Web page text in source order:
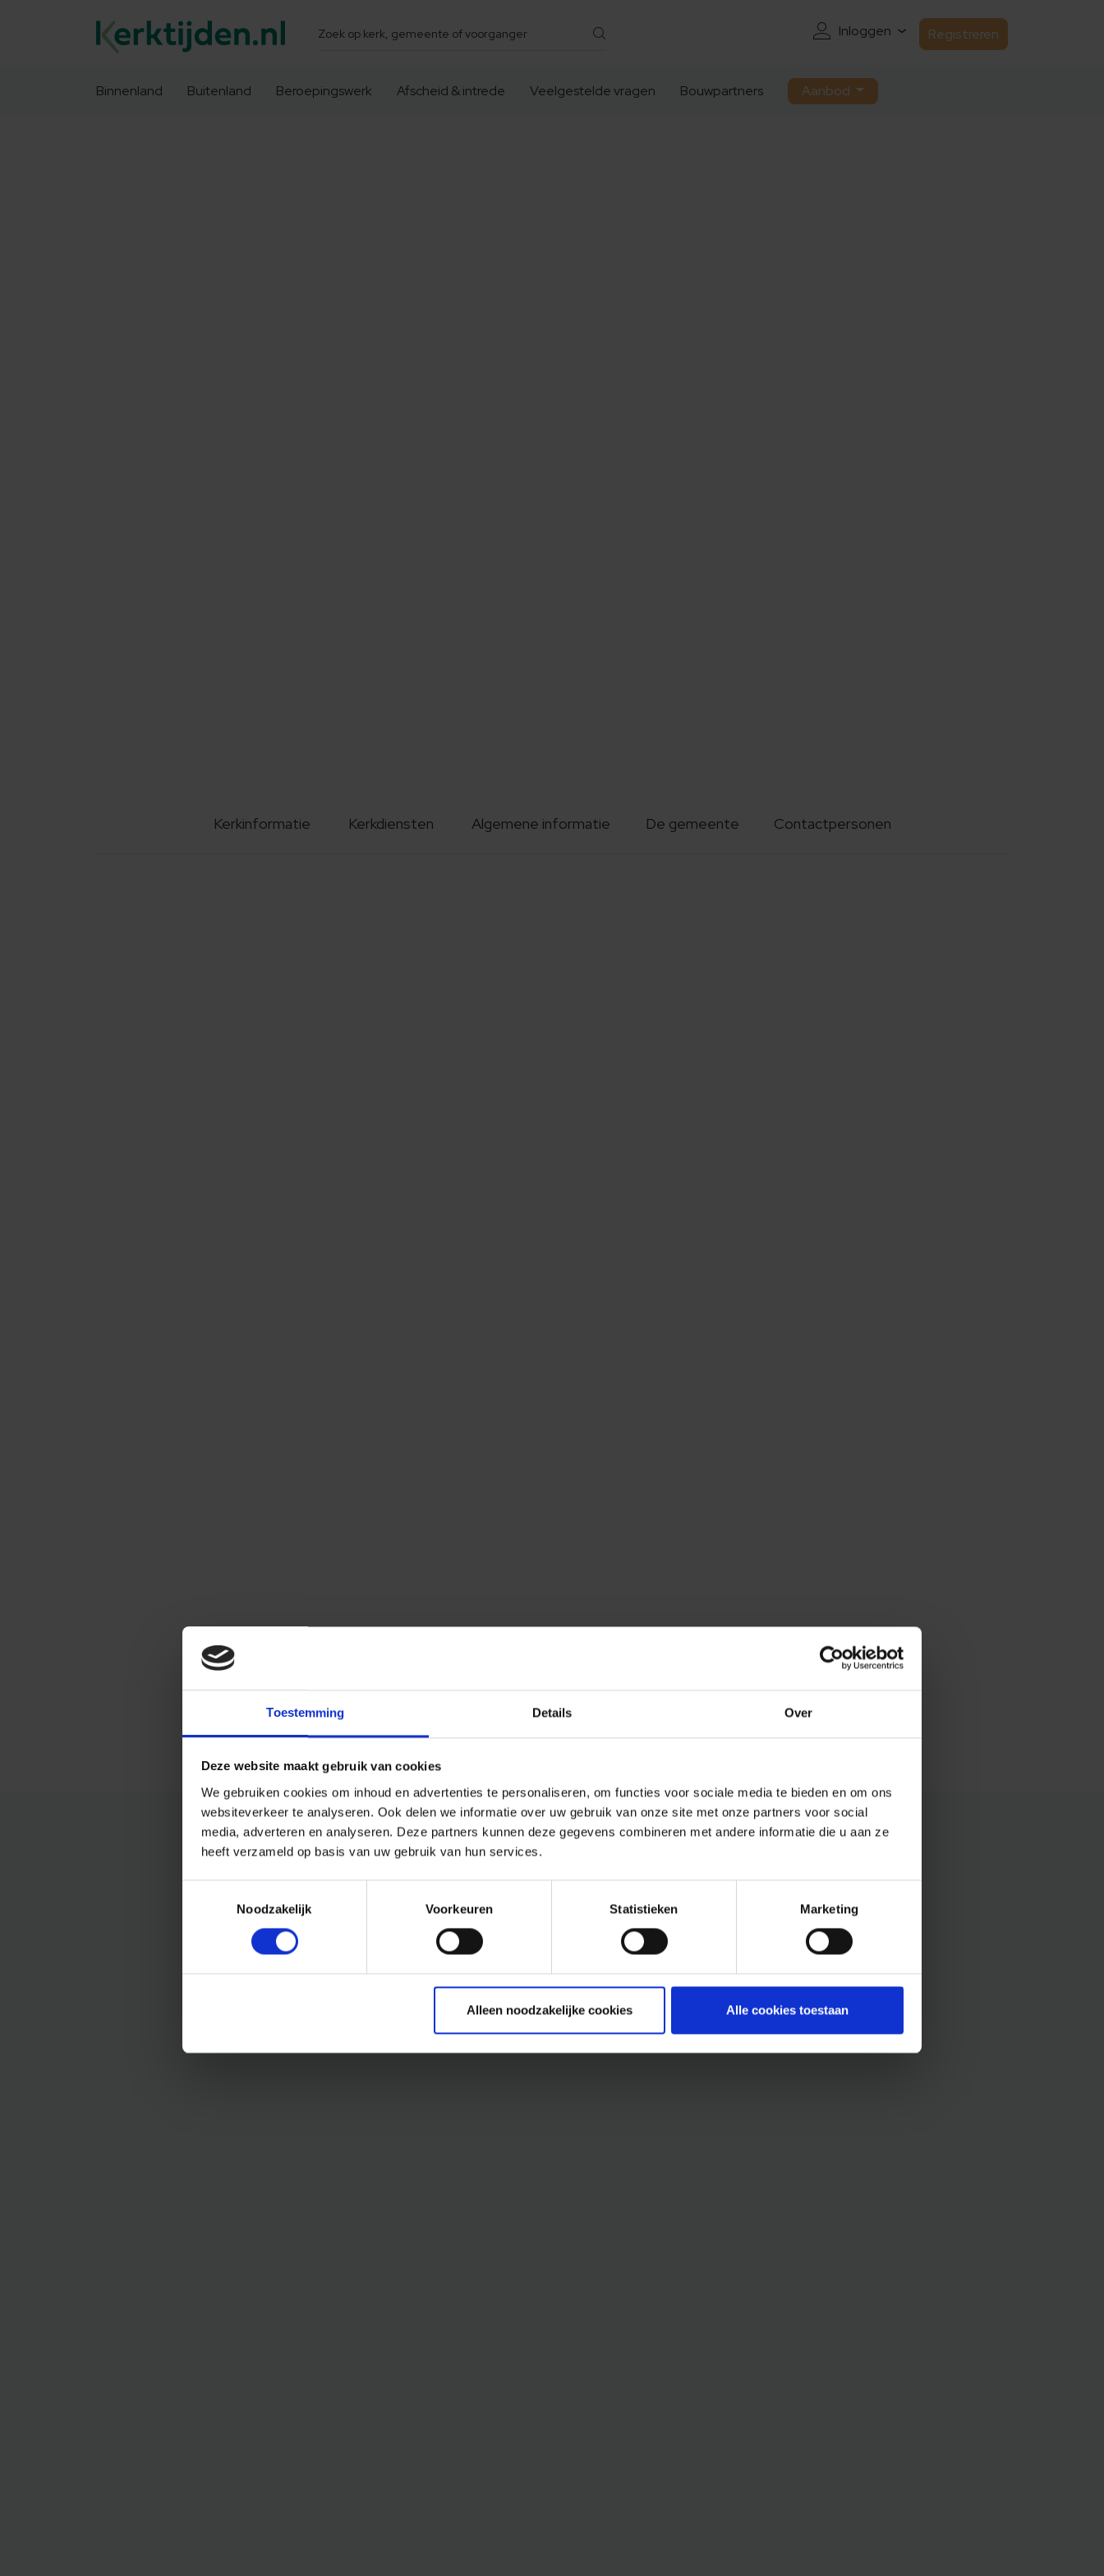
Toestemming Details Over
Deze website maakt gebruik van cookies
We gebruiken cookies om inhoud en advertenties te personaliseren, om functies voor sociale media te bieden en om ons
websiteverkeer te analyseren. Ook delen we informatie over uw gebruik van onze site met onze partners voor social
media, adverteren en analyseren. Deze partners kunnen deze gegevens combineren met andere informatie die u aan ze
heeft verzameld op basis van uw gebruik van hun services.
Noodzakelijk
Voorkeuren Statistieken Marketing
Alleen noodzakelijke cookies Alle cookies toestaan
Zoeken Inloggen Registreren
Binnenland Buitenland Beroepingswerk Afscheid & intrede Veelgestelde vragen Bouwpartners Aanbod
Kerkinformatie Kerkdiensten Algemene informatie De gemeente Contactpersonen